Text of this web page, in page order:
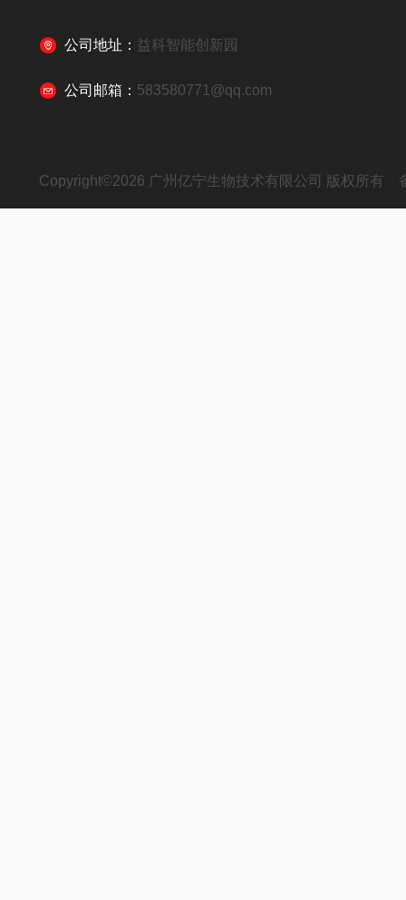
公司地址： 益科智能创新园
公司邮箱： 583580771@qq.com
Copyright©2026 广州亿宁生物技术有限公司 版权所有